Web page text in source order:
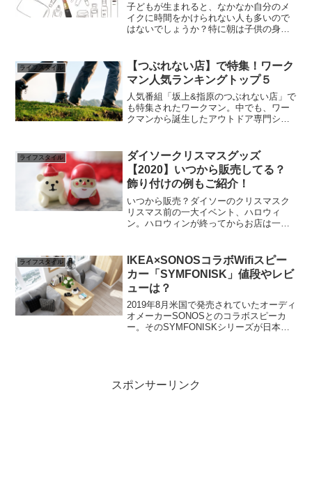
子どもが生まれると、なかなか自分のメ
イクに時間をかけられない人も多いので
はないでしょうか？特に朝は子供の身支
身も2児の母ですが、特に子どもが小さい
とゆっくりクレンジング...
ライフスタイル
【つぶれない店】で特集！ワーク
マン人気ランキングトップ５
人気番組「坂上&指原のつぶれない店」で
も特集されたワークマン。中でも、ワー
クマンから誕生したアウトドア専門ショ
ンプラス人気ランキング【トップ5 】フ
ァイングリップシュー...
ライフスタイル
ダイソークリスマスグッズ
【2020】いつから販売してる？
飾り付けの例もご紹介！
いつから販売？ダイソーのクリスマスク
リスマス前の一大イベント、ハロウィ
ン。ハロウィンが終ってからお店は一気
ろからクリスマスグッズも販売が始まり
ます。ハロウィン目前の1...
ライフスタイル
IKEA×SONOSコラボWifiスピー
カー「SYMFONISK」値段やレビ
ューは？
2019年8月米国で発売されていたオーディ
オメーカーSONOSとのコラボスピーカ
ー。そのSYMFONISKシリーズが日本で
スポンサーリンク